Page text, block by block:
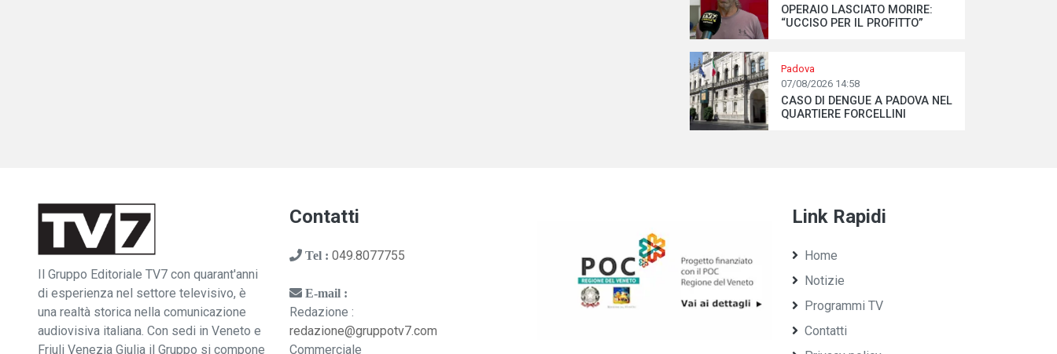
OPERAIO LASCIATO MORIRE:
“UCCISO PER IL PROFITTO”
Padova
07/08/2026 14:58
CASO DI DENGUE A PADOVA NEL
QUARTIERE FORCELLINI
Il Gruppo Editoriale TV7 con quarant'anni
di esperienza nel settore televisivo, è
una realtà storica nella comunicazione
audiovisiva italiana. Con sedi in Veneto e
Friuli Venezia Giulia il Gruppo si compone
Contatti
Tel : 049.8077755
E-mail :
Redazione :
redazione@gruppotv7.com
Commerciale
Link Rapidi
Home
Notizie
Programmi TV
Contatti